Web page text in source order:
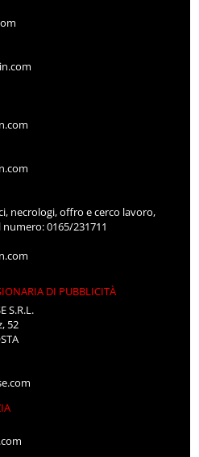
necrologi, offro e cerco lavoro,
0165/231711
DI PUBBLICITÀ
S.R.L.
52